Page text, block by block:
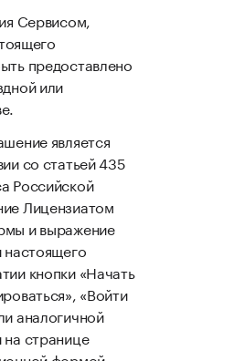
Сервисом,
предоставлено
или
является
со статьей 435
Российской
Лицензиатом
и выражение
настоящего
кнопки «Начать
«Войти
аналогичной
странице